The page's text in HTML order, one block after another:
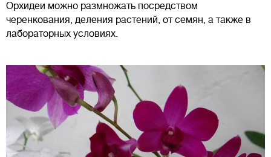
Орхидеи можно размножать посредством
черенкования, деления растений, от семян, а также в
лабораторных условиях.